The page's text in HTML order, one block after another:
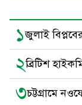
১জুলাই
২ব্রিটিশ
৩চট্টগ্রামে